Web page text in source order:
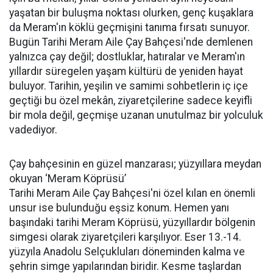
yaşatan bir buluşma noktası olurken, genç kuşaklara
da Meram'ın köklü geçmişini tanıma fırsatı sunuyor.
Bugün Tarihi Meram Aile Çay Bahçesi'nde demlenen
yalnızca çay değil; dostluklar, hatıralar ve Meram'ın
yıllardır süregelen yaşam kültürü de yeniden hayat
buluyor. Tarihin, yeşilin ve samimi sohbetlerin iç içe
geçtiği bu özel mekân, ziyaretçilerine sadece keyifli
bir mola değil, geçmişe uzanan unutulmaz bir yolculuk
vadediyor.
Çay bahçesinin en güzel manzarası; yüzyıllara meydan
okuyan ‘Meram Köprüsü’
Tarihi Meram Aile Çay Bahçesi'ni özel kılan en önemli
unsur ise bulunduğu eşsiz konum. Hemen yanı
başındaki tarihi Meram Köprüsü, yüzyıllardır bölgenin
simgesi olarak ziyaretçileri karşılıyor. Eser 13.-14.
yüzyıla Anadolu Selçukluları döneminden kalma ve
şehrin simge yapılarından biridir. Kesme taşlardan